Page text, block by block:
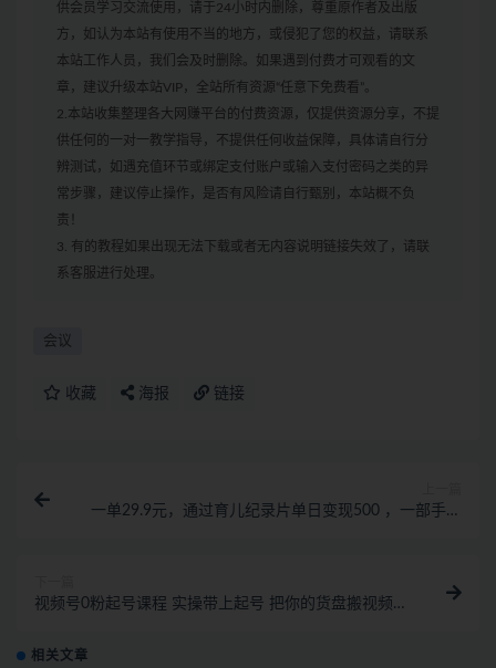
供会员学习交流使用，请于24小时内删除，尊重原作者及出版
方，如认为本站有使用不当的地方，或侵犯了您的权益，请联系
本站工作人员，我们会及时删除。如果遇到付费才可观看的文
章，建议升级本站VIP，全站所有资源“任意下免费看”。
2.本站收集整理各大网赚平台的付费资源，仅提供资源分享，不提
供任何的一对一教学指导，不提供任何收益保障，具体请自行分
辨测试，如遇充值环节或绑定支付账户或输入支付密码之类的异
常步骤，建议停止操作，是否有风险请自行甄别，本站概不负
责！
3. 有的教程如果出现无法下载或者无内容说明链接失效了，请联
系客服进行处理。
会议
收藏 海报 链接
一单29.9元，通过育儿纪录片单日变现500 ，一部手机
视频号0粉起号课程 实操带上起号 把你的货盘搬视频号
相关文章